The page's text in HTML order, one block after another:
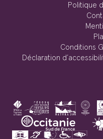
Politique
Conditions
Déclaration